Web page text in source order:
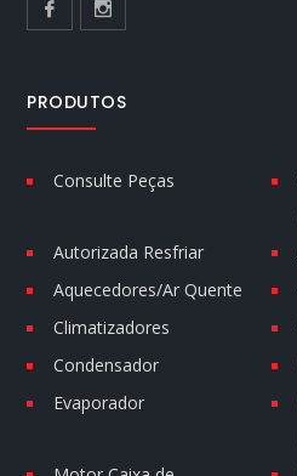
PRODUTOS
Consulte Peças
Autorizada Resfriar
Aquecedores/Ar Quente
Climatizadores
Condensador
Evaporador